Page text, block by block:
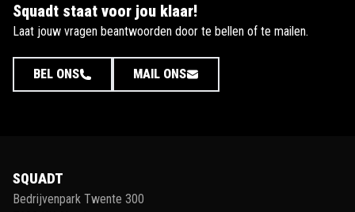
Squadt staat voor jou klaar!
Laat jouw vragen beantwoorden door te bellen of te mailen.
BEL ONS MAIL ONS
SQUADT
Bedrijvenpark Twente 300